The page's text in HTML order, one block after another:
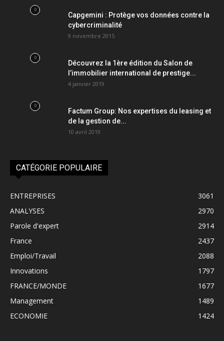
Capgemini : Protège vos données contre la
cybercriminalité
9 novembre 2015
Découvrez la 1ère édition du Salon de
l’immobilier international de prestige...
4 janvier 2019
Factum Group: Nos expertises du leasing et
de la gestion de...
10 avril 2019
CATÉGORIE POPULAIRE
ENTREPRISES
3061
ANALYSES
2970
Parole d'expert
2914
France
2437
Emploi/Travail
2088
Innovations
1797
FRANCE/MONDE
1677
Management
1489
ECONOMIE
1424